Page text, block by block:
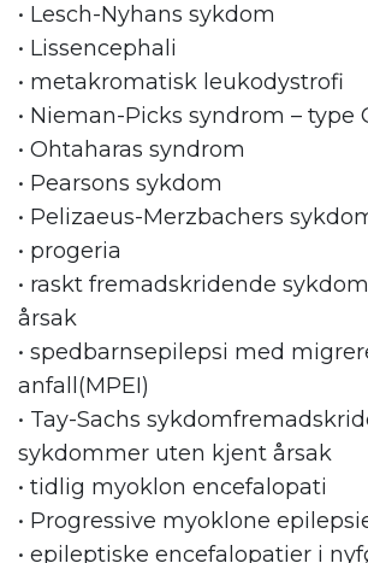
• Lesch-Nyhans sykdom
• Lissencephali
• metakromatisk leukodystrofi
• Nieman-Picks syndrom – type
• Ohtaharas syndrom
• Pearsons sykdom
• Pelizaeus-Merzbachers
• progeria
• raskt fremadskridende
årsak
• spedbarnsepilepsi med
anfall(MPEI)
• Tay-Sachs
sykdommer uten kjent årsak
• tidlig myoklon encefalopati
• Progressive myoklone
• epileptiske encefalopatier i